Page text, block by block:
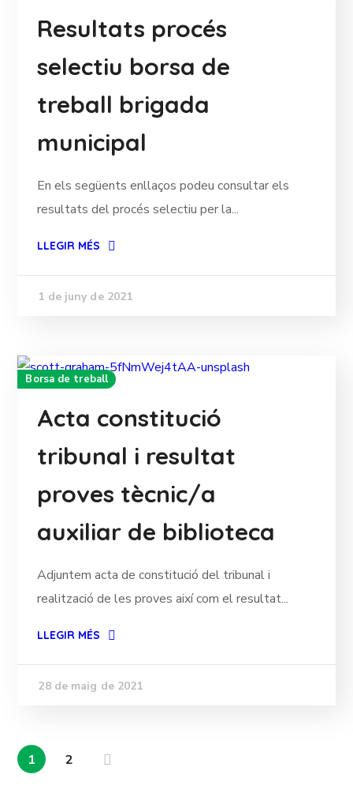
Resultats procés
selectiu borsa de
treball brigada
municipal
En els següents enllaços podeu consultar els
resultats del procés selectiu per la...
LLEGIR MÉS
1 de juny de 2021
Borsa de treball
Acta constitució
tribunal i resultat
proves tècnic/a
auxiliar de biblioteca
Adjuntem acta de constitució del tribunal i
realització de les proves així com el resultat...
LLEGIR MÉS
28 de maig de 2021
1 2